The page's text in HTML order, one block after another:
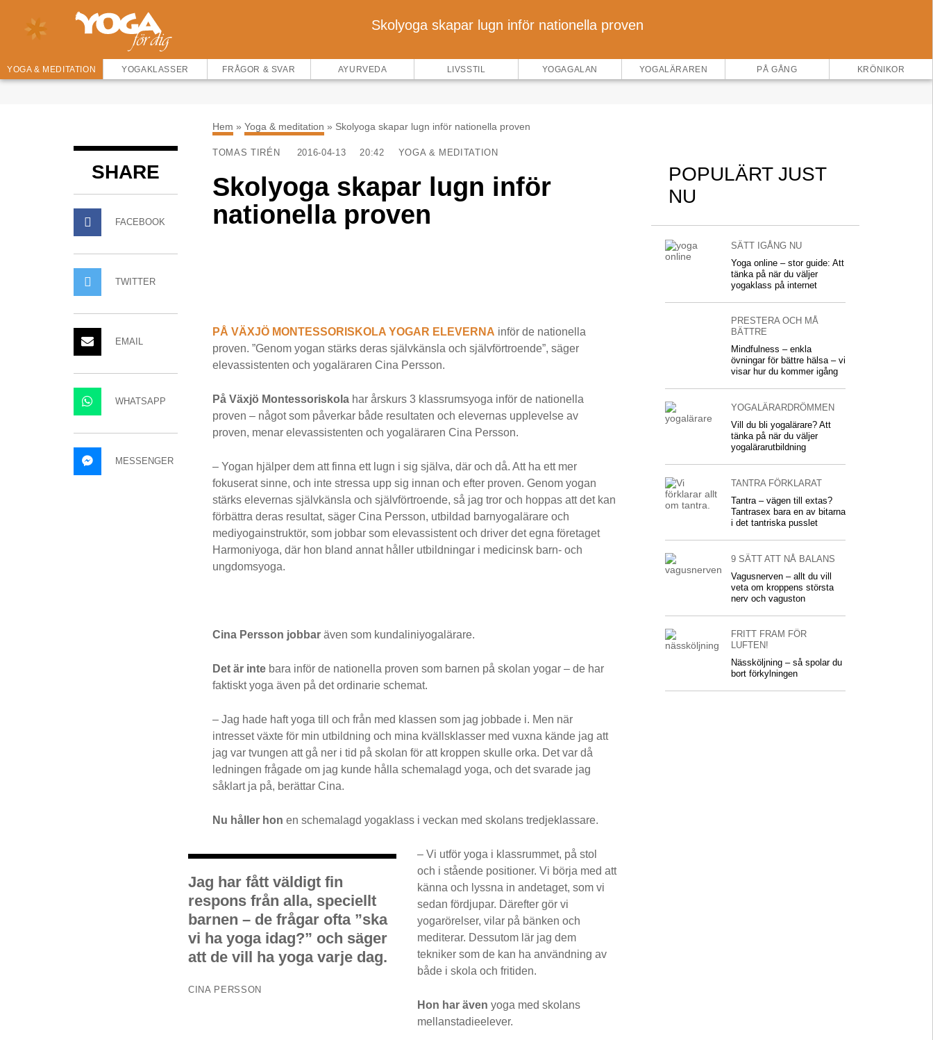
Skolyoga skapar lugn inför nationella proven
YOGA & MEDITATION YOGAKLASSER FRÅGOR & SVAR AYURVEDA LIVSSTIL YOGAGALAN YOGALÄRAREN PÅ GÅNG KRÖNIKOR
SHARE
FACEBOOK
TWITTER
EMAIL
WHATSAPP
MESSENGER
Hem » Yoga & meditation » Skolyoga skapar lugn inför nationella proven
TOMAS TIRÉN 2016-04-13 20:42 YOGA & MEDITATION
Skolyoga skapar lugn inför
nationella proven
PÅ VÄXJÖ MONTESSORISKOLA YOGAR ELEVERNA inför de nationella
proven. ”Genom yogan stärks deras självkänsla och självförtroende”, säger
elevassistenten och yogaläraren Cina Persson.
På Växjö Montessoriskola har årskurs 3 klassrumsyoga inför de nationella
proven – något som påverkar både resultaten och elevernas upplevelse av
proven, menar elevassistenten och yogaläraren Cina Persson.
– Yogan hjälper dem att finna ett lugn i sig själva, där och då. Att ha ett mer
fokuserat sinne, och inte stressa upp sig innan och efter proven. Genom yogan
stärks elevernas självkänsla och självförtroende, så jag tror och hoppas att det kan
förbättra deras resultat, säger Cina Persson, utbildad barnyogalärare och
mediyogainstruktör, som jobbar som elevassistent och driver det egna företaget
Harmoniyoga, där hon bland annat håller utbildningar i medicinsk barn- och
ungdomsyoga.
Cina Persson jobbar även som kundaliniyogalärare.
Det är inte bara inför de nationella proven som barnen på skolan yogar – de har
faktiskt yoga även på det ordinarie schemat.
– Jag hade haft yoga till och från med klassen som jag jobbade i. Men när
intresset växte för min utbildning och mina kvällsklasser med vuxna kände jag att
jag var tvungen att gå ner i tid på skolan för att kroppen skulle orka. Det var då
ledningen frågade om jag kunde hålla schemalagd yoga, och det svarade jag
såklart ja på, berättar Cina.
Nu håller hon en schemalagd yogaklass i veckan med skolans tredjeklassare.
Jag har fått väldigt fin
respons från alla, speciellt
barnen – de frågar ofta ”ska
vi ha yoga idag?” och säger
att de vill ha yoga varje dag.
CINA PERSSON
– Vi utför yoga i klassrummet, på stol
och i stående positioner. Vi börja med att
känna och lyssna in andetaget, som vi
sedan fördjupar. Därefter gör vi
yogarörelser, vilar på bänken och
mediterar. Dessutom lär jag dem
tekniker som de kan ha användning av
både i skola och fritiden.
Hon har även yoga med skolans
mellanstadieelever.
POPULÄRT JUST
NU
SÄTT IGÅNG NU
Yoga online – stor guide: Att
tänka på när du väljer
yogaklass på internet
PRESTERA OCH MÅ
BÄTTRE
Mindfulness – enkla
övningar för bättre hälsa – vi
visar hur du kommer igång
YOGALÄRARDRÖMMEN
Vill du bli yogalärare? Att
tänka på när du väljer
yogalärarutbildning
TANTRA FÖRKLARAT
Tantra – vägen till extas?
Tantrasex bara en av bitarna
i det tantriska pusslet
9 SÄTT ATT NÅ BALANS
Vagusnerven – allt du vill
veta om kroppens största
nerv och vaguston
FRITT FRAM FÖR
LUFTEN!
Nässköljning – så spolar du
bort förkylningen